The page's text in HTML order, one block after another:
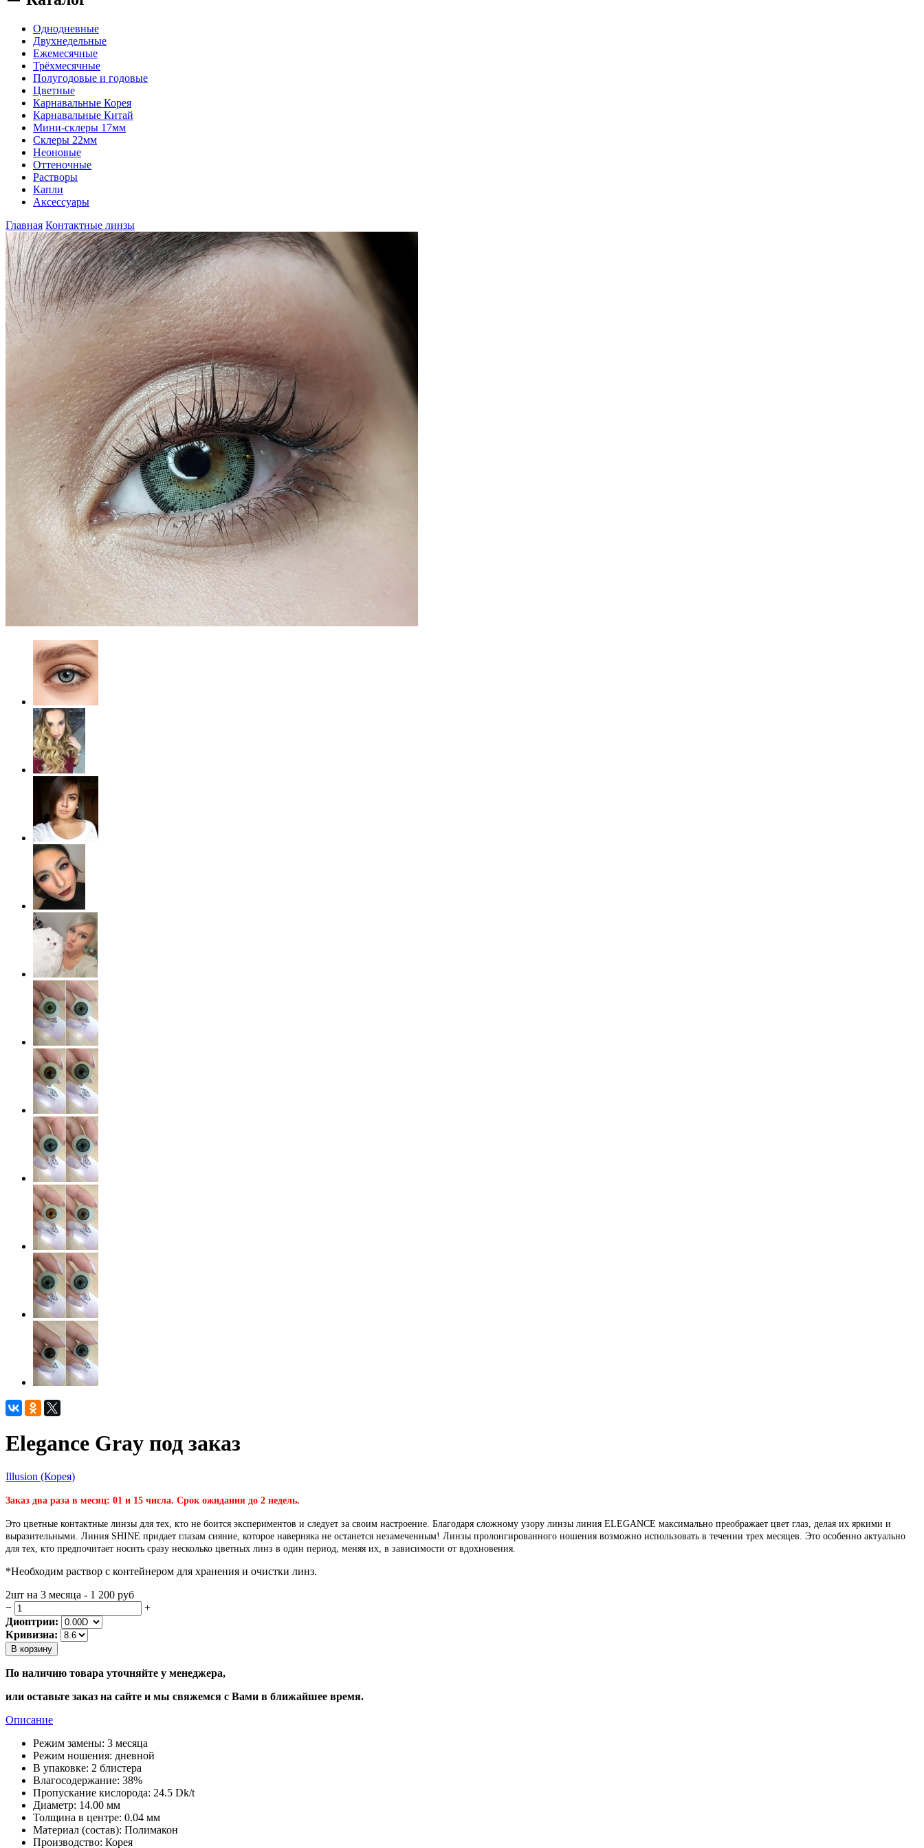
Однодневные
Двухнедельные
Ежемесячные
Трёхмесячные
Полугодовые и годовые
Цветные
Карнавальные Корея
Карнавальные Китай
Мини-склеры 17мм
Склеры 22мм
Неоновые
Оттеночные
Растворы
Капли
Аксессуары
Главная Контактные линзы
Elegance Gray под заказ
Illusion (Корея)
Заказ два раза в месяц: 01 и 15 числа. Срок ожидания до 2 недель.
Это цветные контактные линзы для тех, кто не боится экспериментов и следует за своим настроение. Благодаря сложному узору линзы линия ELEGANCE максимально преображает цвет глаз, делая их яркими и
выразительными. Линия SHINE придает глазам сияние, которое наверняка не останется незамеченным! Линзы пролонгированного ношения возможно использовать в течении трех месяцев. Это особенно актуально
для тех, кто предпочитает носить сразу несколько цветных линз в один период, меняя их, в зависимости от вдохновения.
*Необходим раствор с контейнером для хранения и очистки линз.
2шт на 3 месяца - 1 200 руб
−
+
Диоптрии:
Кривизна:
В корзину
По наличию товара уточняйте у менеджера,
или оставьте заказ на сайте и мы свяжемся с Вами в ближайшее время.
Описание
Режим замены: 3 месяца
Режим ношения: дневной
В упаковке: 2 блистера
Влагосодержание: 38%
Пропускание кислорода: 24.5 Dk/t
Диаметр: 14.00 мм
Толщина в центре: 0.04 мм
Материал (состав): Полимакон
Производство: Корея